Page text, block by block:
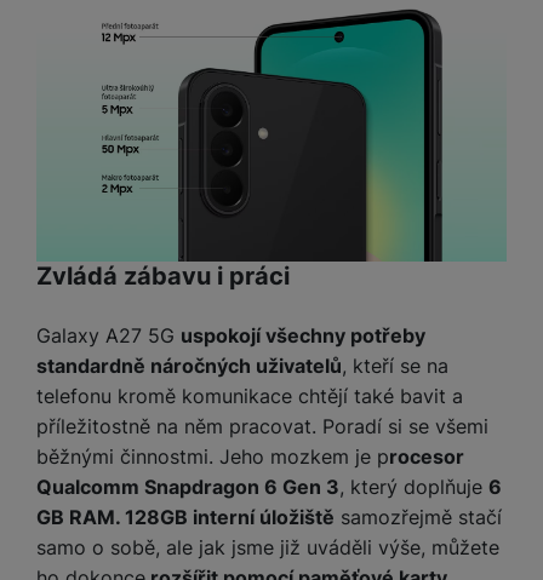
Díky těmto cookies vám práci s naším webem dokážeme ještě
zpříjemnit. Dokážeme si zapamatovat vaše nastavení, mohou
vám pomoci s vyplňováním formulářů, umožní nám zobrazit
služby jako je chat a podobně.
Analytické
Analytické-abychom věděli, jak se na webu chováte, a mohli
náš web dále zlepšovat
Povoleno
našich reklamních kampaní. Jejich pomocí určujeme počet
návštěv a zdroje návštěv našich internetových stránek. Data
anonymně, takže nejsme schopni identifikovat konkrétní
uživatele našeho webu.
Marketingovéabychom vás neobtěžovali nevhodnou
reklamou .
Marketingové cookies používáme my nebo naši partneři,
abychom vám mohli zobrazit vhodné obsahy nebo reklamy jak
na našich stránkách, tak na stránkách třetích stran.
Zvládá zábavu i práci
Galaxy A27 5G uspokojí všechny potřeby
standardně náročných uživatelů, kteří se na
telefonu kromě komunikace chtějí také bavit a
příležitostně na něm pracovat. Poradí si se všemi
běžnými činnostmi. Jeho mozkem je procesor
Qualcomm Snapdragon 6 Gen 3, který doplňuje 6
GB RAM. 128GB interní úložiště samozřejmě stačí
samo o sobě, ale jak jsme již uváděli výše, můžete